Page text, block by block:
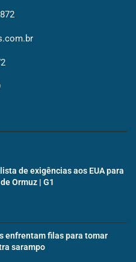
de exigências aos EUA para
Ormuz | G1
enfrentam filas para tomar
sarampo